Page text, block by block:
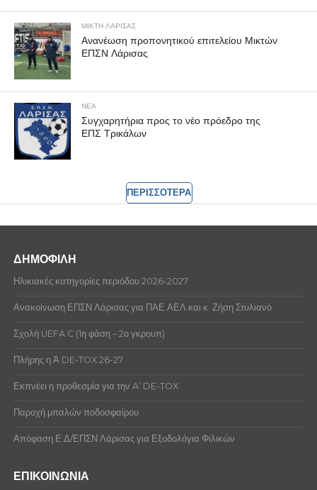
ΜΙΚΤΗ ΛΑΡΙΣΑΣ
Ανανέωση προπονητικού επιτελείου Μικτών
ΕΠΣΝ Λάρισας
ΝΕΑ
Συγχαρητήρια προς το νέο πρόεδρο της
ΕΠΣ Τρικάλων
ΠΕΡΙΣΣΟΤΕΡΑ
ΔΗΜΟΦΙΛΗ
Ηλικιακές κατηγορίες περιόδου 2026-2027
Ανακοίνωση ΕΠΣΝ Λάρισας για ΠΑΕ ΑΕΛ και κ. Ζήση Στυλιανό.
Σχολή UEFA C (1η φάση – 2ο γκρουπ)
Πλήρης η Ά DE-TOX 26-27
Εκπνέει η προθεσμία για την A’ DE-TOX
Παροχή μπαλών ποδοσφαίρου
Απόφαση Ε.Δ/ΕΠΣΝ Λάρισας για Εξοδολόγια Φιλικών
ΕΠΙΚΟΙΝΩΝΙΑ